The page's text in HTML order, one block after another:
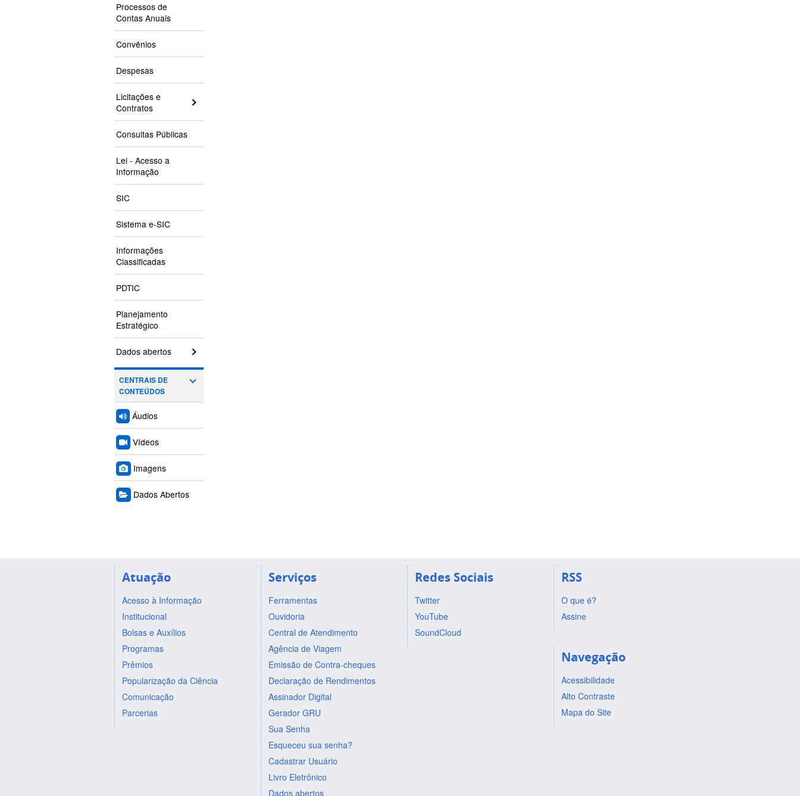
Processos de
Contas Anuais
Convênios
Despesas
Licitações e
Contratos
Consultas Públicas
Lei - Acesso a
Informação
SIC
Sistema e-SIC
Informações
Classificadas
PDTIC
Planejamento
Estratégico
Dados abertos
CENTRAIS DE
CONTEÚDOS
Áudios
Vídeos
Imagens
Dados Abertos
Atuação
Acesso à Informação
Institucional
Bolsas e Auxílios
Programas
Prêmios
Popularização da Ciência
Comunicação
Parcerias
Serviços
Ferramentas
Ouvidoria
Central de Atendimento
Agência de Viagem
Emissão de Contra-cheques
Declaração de Rendimentos
Assinador Digital
Gerador GRU
Sua Senha
Esqueceu sua senha?
Cadastrar Usuário
Livro Eletrônico
Dados abertos
Redes Sociais
Twitter
YouTube
SoundCloud
RSS
O que é?
Assine
Navegação
Acessibilidade
Alto Contraste
Mapa do Site